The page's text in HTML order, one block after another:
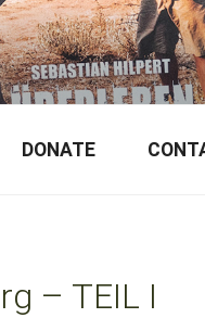
DONATE
– TEIL I